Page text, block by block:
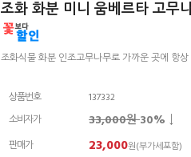
조화 화분 미니 움베르타 고무
조화식물 화분 인조고무나무로 가까운 곳에 항
상품번호
137332
소비자가
33,000원30% ↓
판매가 23,000원(부가세포함)